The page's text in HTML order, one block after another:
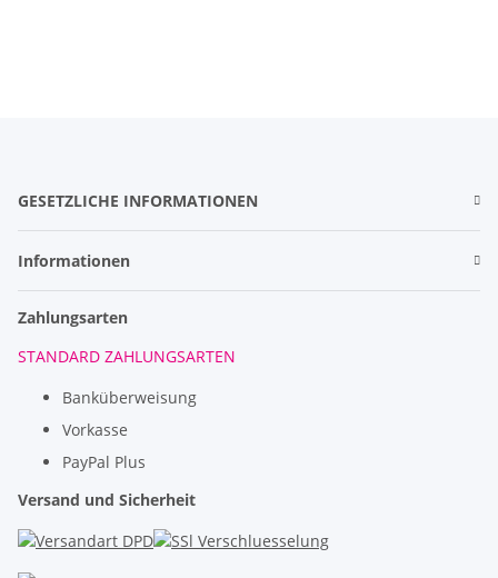
GESETZLICHE INFORMATIONEN
Informationen
Zahlungsarten
STANDARD ZAHLUNGSARTEN
Banküberweisung
Vorkasse
PayPal Plus
Versand und Sicherheit